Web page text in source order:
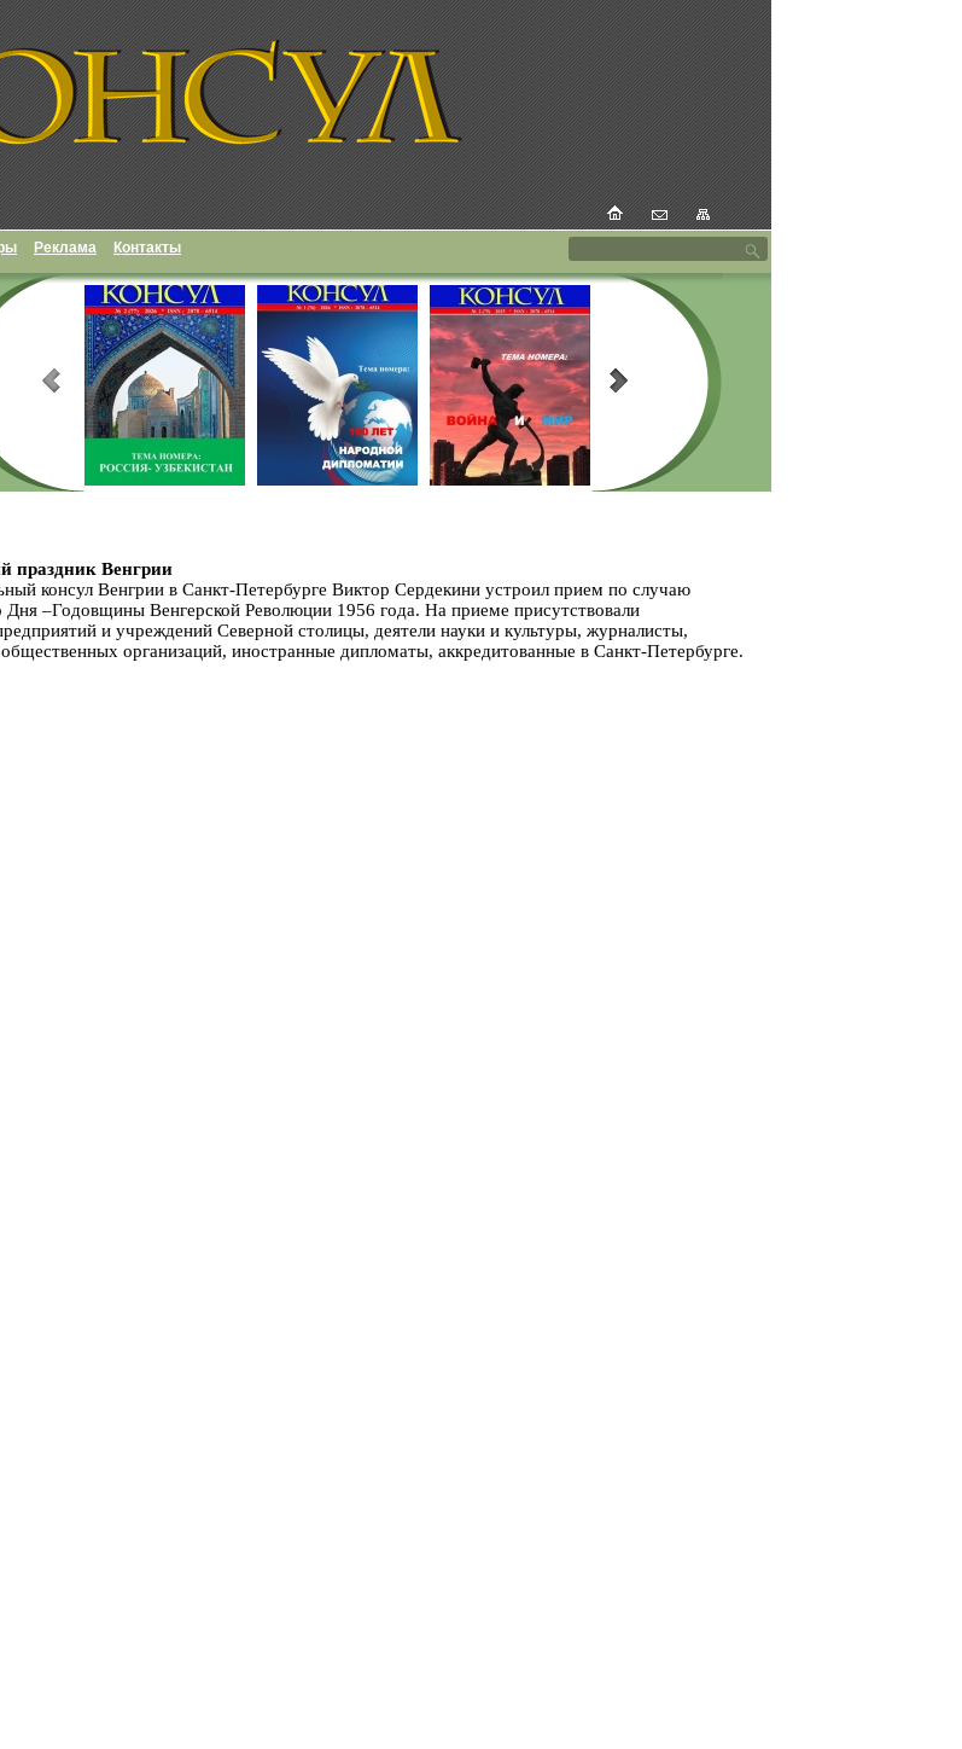
Реклама Контакты
праздник Венгрии
консул Венгрии в Санкт-Петербурге Виктор Сердекини устроил прием по случаю
Дня –Годовщины Венгерской Революции 1956 года. На приеме присутствовали
и учреждений Северной столицы, деятели науки и культуры, журналисты,
общественных организаций, иностранные дипломаты, аккредитованные в Санкт-Петербурге.